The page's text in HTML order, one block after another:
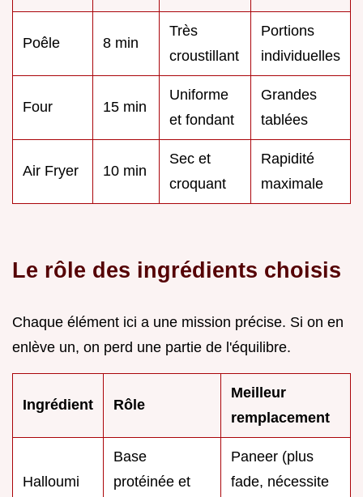
Poêle 8 min
Très
croustillant
Portions
individuelles
Four 15 min
Uniforme
et fondant
Grandes
tablées
Air Fryer 10 min
Sec et
croquant
Rapidité
maximale
Le rôle des ingrédients choisis
Chaque élément ici a une mission précise. Si on en
enlève un, on perd une partie de l'équilibre.
Ingrédient Rôle
Meilleur
remplacement
Halloumi
Base
protéinée et
Paneer (plus
fade, nécessite